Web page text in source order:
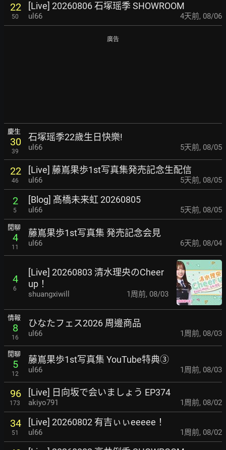
22
50
[Live] 20260806 石塚瑶季 SHOWROOM
ul66 4天前, 08/06
廣告
慶生
30
39
石塚瑶季22歲生日快樂!
ul66 5天前, 08/05
22
46
[Live] 藤嶌果歩1st写真集発売記念生配信
ul66 5天前, 08/05
2
5
[Blog] 髙橋未来虹 20260805
ul66 5天前, 08/05
閒聊
4
11
藤嶌果歩1st写真集 発売記念会見
ul66 6天前, 08/04
4
6
[Live] 20260803 清水理央のCheer
up！
shuangxiwill 1周前, 08/03
情報
8
16
ひなたフェス2026 周邊商品
ul66 1周前, 08/03
閒聊
5
12
藤嶌果歩1st写真集 YouTube特典③
ul66 1周前, 08/03
96
173
[Live] 日向坂で会いましょう EP374
akiyo791 1周前, 08/02
34
51
[Live] 20260802 有吉ぃぃeeeee！
ul66 1周前, 08/02